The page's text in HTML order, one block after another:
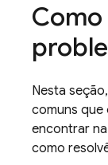
Nesta
comuns que
encontrar
como